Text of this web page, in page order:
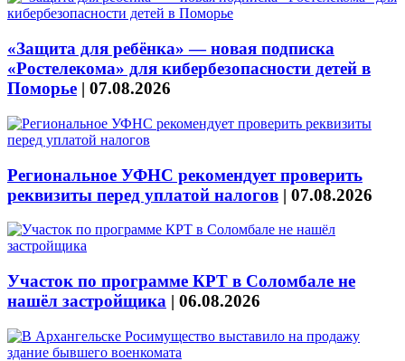
«Защита для ребёнка» — новая подписка
«Ростелекома» для кибербезопасности детей в
Поморье | 07.08.2026
Региональное УФНС рекомендует проверить
реквизиты перед уплатой налогов | 07.08.2026
Участок по программе КРТ в Соломбале не
нашёл застройщика | 06.08.2026